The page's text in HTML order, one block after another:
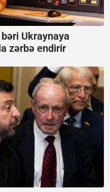
Ukraynaya
zərbə endirir